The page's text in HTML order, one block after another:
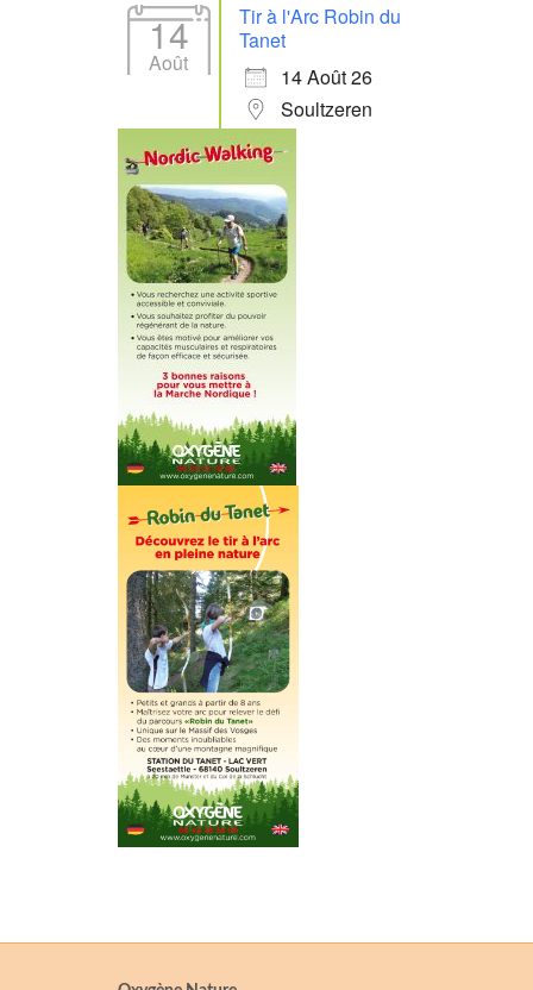
14
Août
Tir à l'Arc Robin du
Tanet
14 Août 26
Soultzeren